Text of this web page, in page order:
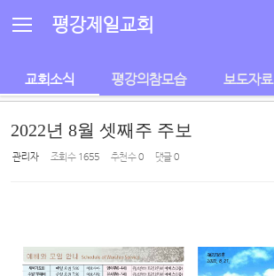
평강제일교회
교회소식 평강의참모습 보도자료
2022년 8월 셋째주 주보
관리자 조회 수 1655 추천 수0 댓글0